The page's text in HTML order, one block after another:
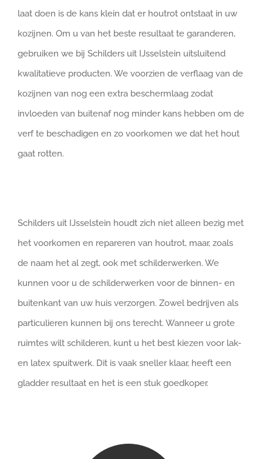
laat doen is de kans klein dat er houtrot ontstaat in uw
kozijnen. Om u van het beste resultaat te garanderen,
gebruiken we bij Schilders uit IJsselstein uitsluitend
kwalitatieve producten. We voorzien de verflaag van de
kozijnen van nog een extra beschermlaag zodat
invloeden van buitenaf nog minder kans hebben om de
verf te beschadigen en zo voorkomen we dat het hout
gaat rotten.
Schilders uit IJsselstein houdt zich niet alleen bezig met
het voorkomen en repareren van houtrot, maar, zoals
de naam het al zegt, ook met schilderwerken. We
kunnen voor u de schilderwerken voor de binnen- en
buitenkant van uw huis verzorgen. Zowel bedrijven als
particulieren kunnen bij ons terecht. Wanneer u grote
ruimtes wilt schilderen, kunt u het best kiezen voor lak-
en latex spuitwerk. Dit is vaak sneller klaar, heeft een
gladder resultaat en het is een stuk goedkoper.